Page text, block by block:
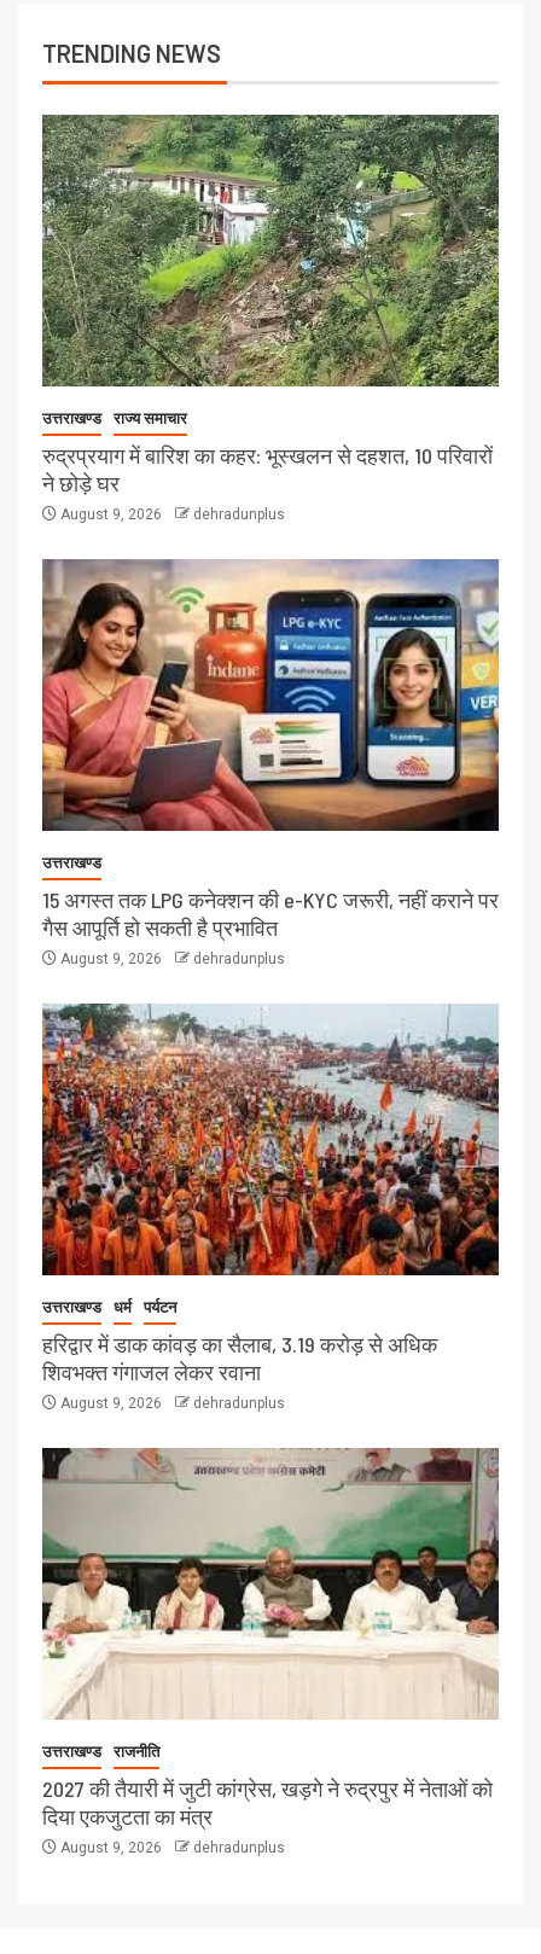
TRENDING NEWS
उत्तराखण्ड राज्य समाचार
रुद्रप्रयाग में बारिश का कहर: भूस्खलन से दहशत, 10 परिवारों
ने छोड़े घर
August 9, 2026 dehradunplus
उत्तराखण्ड
15 अगस्त तक LPG कनेक्शन की e-KYC जरूरी, नहीं कराने पर
गैस आपूर्ति हो सकती है प्रभावित
August 9, 2026 dehradunplus
उत्तराखण्ड धर्म पर्यटन
हरिद्वार में डाक कांवड़ का सैलाब, 3.19 करोड़ से अधिक
शिवभक्त गंगाजल लेकर रवाना
August 9, 2026 dehradunplus
उत्तराखण्ड राजनीति
2027 की तैयारी में जुटी कांग्रेस, खड़गे ने रुद्रपुर में नेताओं को
दिया एकजुटता का मंत्र
August 9, 2026 dehradunplus